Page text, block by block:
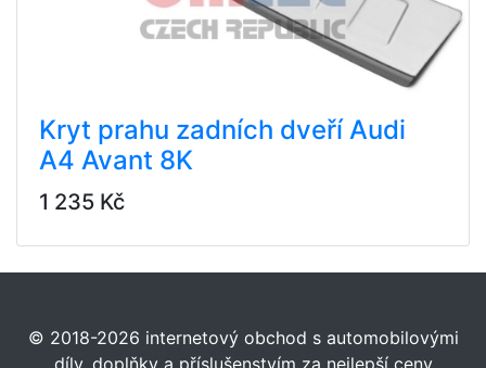
Kryt prahu zadních dveří Audi
A4 Avant 8K
1 235 Kč
© 2018-2026 internetový obchod s automobilovými
díly, doplňky a příslušenstvím za nejlepší ceny